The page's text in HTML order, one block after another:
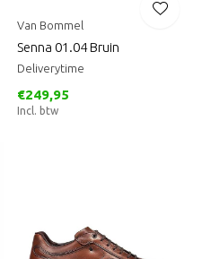
Van Bommel
Senna 01.04 Bruin
Deliverytime
€249,95
Incl. btw